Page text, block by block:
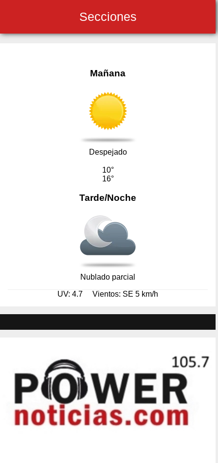
Secciones
Mañana
Despejado
10°
16°
Tarde/Noche
Nublado parcial
UV: 4.7 Vientos: SE 5 km/h